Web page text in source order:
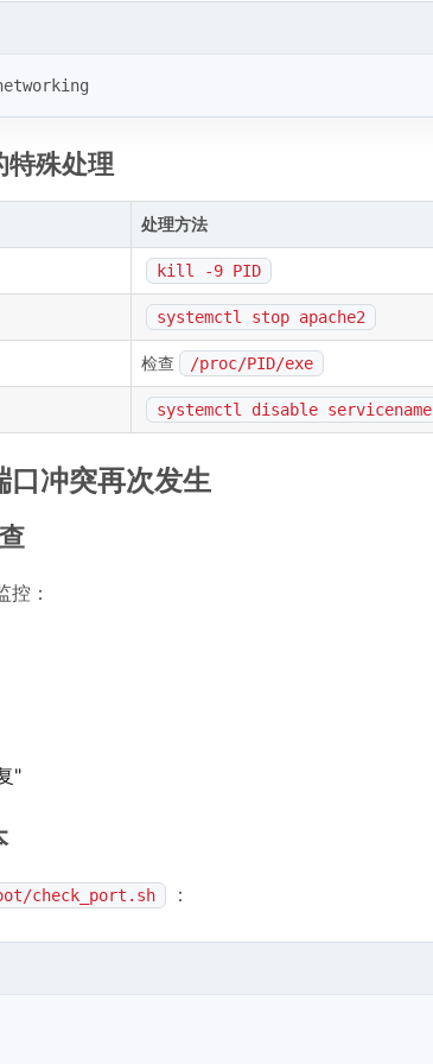
殊处理
处理方法
kill -9 PID
systemctl stop apache2
检查 /proc/PID/exe
systemctl disable servicename
口冲突再次发生
：
"
check_port.sh ：